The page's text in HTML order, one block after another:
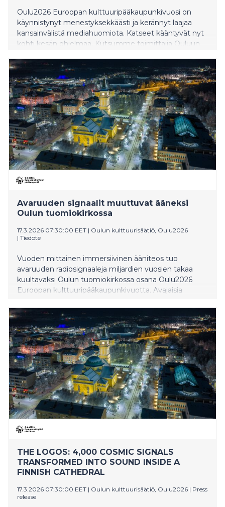
Oulu2026 Euroopan kulttuuripääkaupunkivuosi on
käynnistynyt menestyksekkäästi ja kerännyt laajaa
kansainvälistä mediahuomiota. Katseet kääntyvät nyt
kohti kesän ohjelmaa. Kutsumme toimittajia Ouluun
uuden äänitaideteoksen ennen sen avautumista
yleisölle.
Avaruuden signaalit muuttuvat ääneksi
Oulun tuomiokirkossa
17.3.2026 07:30:00 EET | Oulun kulttuurisäätiö, Oulu2026
| Tiedote
Vuoden mittainen immersiivinen ääniteos tuo
avaruuden radiosignaaleja miljardien vuosien takaa
kuultavaksi Oulun tuomiokirkossa osana Oulu2026
Euroopan kulttuuripääkaupunkivuotta. Avajaisia
Andrew Melchiorin uusi teos. Melchior työskentelee
luovan teknologian parissa ja on tehnyt yhteistyötä
muun muassa David Bowien, Björkin ja Massive
Attackin kanssa. Teos on syntynyt yhteistyössä MIT:n
astrofysiikan tutkijan Kiyoshi Masuin, filosofi Timothy
Mortonin ja Oulun tuomiorovasti Satu Saarisen kanssa.
The Logos nähdään myös Lumo Art & Tech -
festivaalilla marraskuussa 2026.
THE LOGOS: 4,000 COSMIC SIGNALS
TRANSFORMED INTO SOUND INSIDE A
FINNISH CATHEDRAL
17.3.2026 07:30:00 EET | Oulun kulttuurisäätiö, Oulu2026 | Press
release